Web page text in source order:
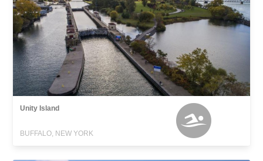
Unity Island
BUFFALO, NEW YORK